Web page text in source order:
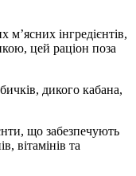
м’ясних інгредієнтів,
цей раціон поза
дикого кабана,
що забезпечують
вітамінів та